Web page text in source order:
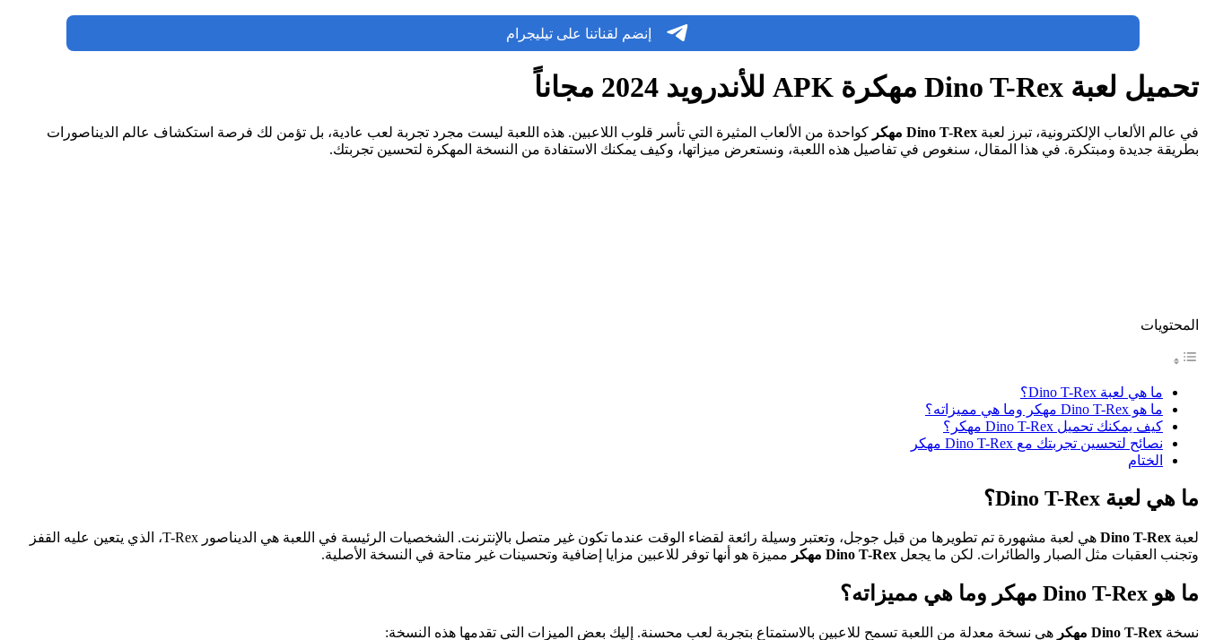
إنضم لقناتنا على تيليجرام
تحميل لعبة Dino T-Rex مهكرة APK للأندرويد 2024 مجاناً
في عالم الألعاب الإلكترونية، تبرز لعبة Dino T-Rex مهكر
كواحدة من الألعاب المثيرة التي تأسر قلوب اللاعبين. هذه اللعبة ليست مجرد تجربة لعب عادية، بل تؤمن لك فرصة استكشاف عالم الديناصورات
بطريقة جديدة ومبتكرة. في هذا المقال، سنغوص في تفاصيل هذه اللعبة، ونستعرض ميزاتها، وكيف يمكنك الاستفادة من النسخة المهكرة لتحسين تجربتك.
المحتويات
ما هي لعبة Dino T-Rex؟
ما هو Dino T-Rex مهكر وما هي مميزاته؟
كيف يمكنك تحميل Dino T-Rex مهكر؟
نصائح لتحسين تجربتك مع Dino T-Rex مهكر
الختام
ما هي لعبة Dino T-Rex؟
لعبة Dino T-Rex
هي لعبة مشهورة تم تطويرها من قبل جوجل، وتعتبر وسيلة رائعة لقضاء الوقت عندما تكون غير متصل بالإنترنت. الشخصيات الرئيسة في اللعبة هي الديناصور T-Rex، الذي يتعين عليه القفز
وتجنب العقبات مثل الصبار والطائرات. لكن ما يجعل Dino T-Rex مهكر مميزة هو أنها توفر للاعبين مزايا إضافية وتحسينات غير متاحة في النسخة الأصلية.
ما هو Dino T-Rex مهكر وما هي مميزاته؟
نسخة Dino T-Rex مهكر هي نسخة معدلة من اللعبة تسمح للاعبين بالاستمتاع بتجربة لعب محسنة. إليك بعض الميزات التي تقدمها هذه النسخة: